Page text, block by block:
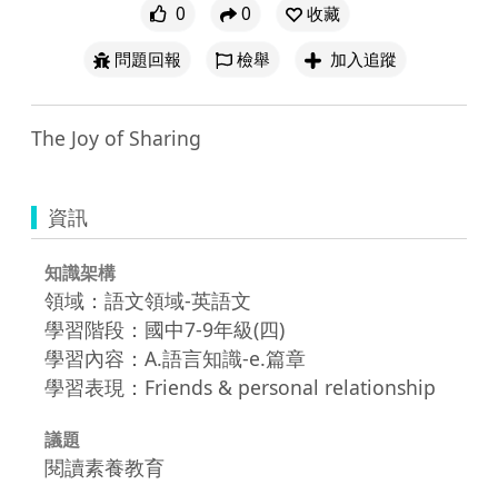
0 0
收藏
問題回報
檢舉 加入追蹤
The Joy of Sharing
資訊
知識架構
領域：語文領域-英語文
學習階段：國中7-9年級(四)
學習內容：A.語言知識-e.篇章
學習表現：Friends & personal relationship
議題
閱讀素養教育